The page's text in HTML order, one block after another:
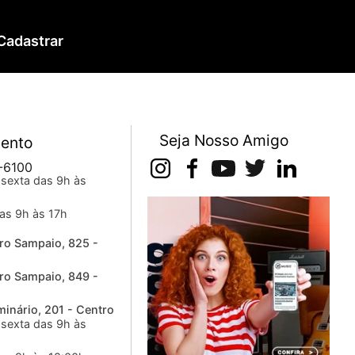
das 9h às
9h às 17h
Sampaio, 825 -
Sampaio, 849 -
201 - Centro
das 9h às
Seja Nosso Amigo